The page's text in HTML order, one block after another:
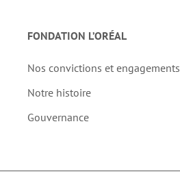
FONDATION L’ORÉAL
Nos convictions et engagements
Notre histoire
Gouvernance